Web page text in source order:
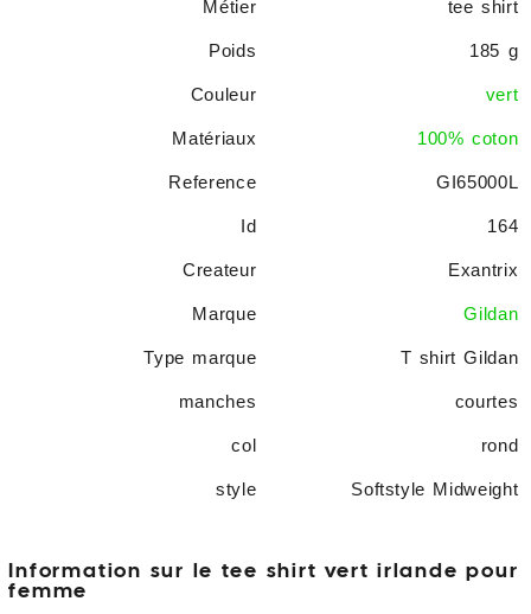
Métier tee shirt
Poids 185 g
Couleur vert
Matériaux 100% coton
Reference GI65000L
Id 164
Createur Exantrix
Marque Gildan
Type marque T shirt Gildan
manches courtes
col rond
style Softstyle Midweight
Information sur le tee shirt vert irlande pour
femme